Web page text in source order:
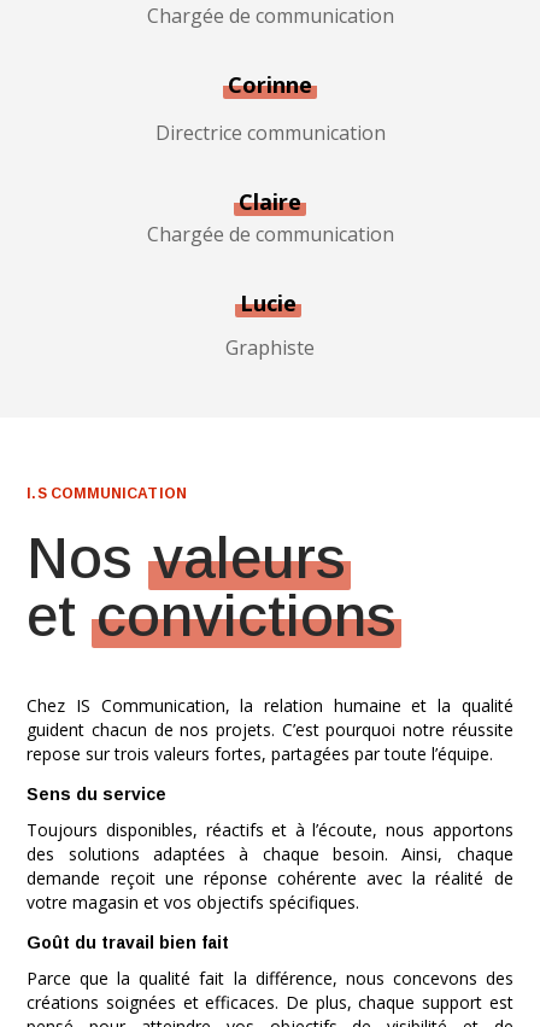
Chargée de communication
Corinne
Directrice communication
Claire
Chargée de communication
Lucie
Graphiste
I.S COMMUNICATION
Nosvaleurs
etconvictions
Chez IS Communication, la relation humaine et la qualité
guident chacun de nos projets. C’est pourquoi notre réussite
repose sur trois valeurs fortes, partagées par toute l’équipe.
Sens du service
Toujours disponibles, réactifs et à l’écoute, nous apportons
des solutions adaptées à chaque besoin. Ainsi, chaque
demande reçoit une réponse cohérente avec la réalité de
votre magasin et vos objectifs spécifiques.
Goût du travail bien fait
Parce que la qualité fait la différence, nous concevons des
créations soignées et efficaces. De plus, chaque support est